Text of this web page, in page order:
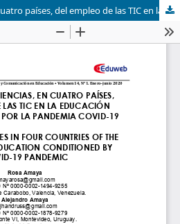
Cuatro experiencias, en cuatro países, del empleo de las TIC en la educación condicionada por la pandemia COVID-19